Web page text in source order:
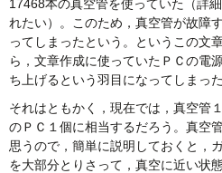
17468本の真空管を使っていた（詳
れたい）。このため，真空管が故障
ってしまったという。というこの文
ら，文章作成に使っていたＰＣの電
ち上げるという羽目になってしまった
それはともかく，現在では，真空管
のＰＣ１個に相当するだろう。真空
思うので，簡単に説明しておくと，
を大部分とりさって，真空に近い状